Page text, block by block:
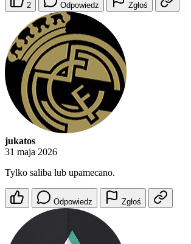
2 Odpowiedz Zgłoś
jukatos
31 maja 2026
Tylko saliba lub upamecano.
Odpowiedz Zgłoś